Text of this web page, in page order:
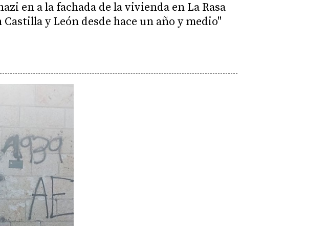
en a la fachada de la vivienda en La Rasa
y León desde hace un año y medio"